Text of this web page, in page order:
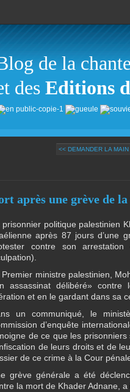
de la
des Editions
<< DEMANDER LA
après une grève de
prisonnier politique palestinien
après 87 jours d’une
contre son
Premier ministre palestinien,
assassinat délibéré»
et en le gardant dans sa
un communiqué, le
d’enquête
de ce que les prisonniers
de leurs droits et de
de ce crime à la Cour
grève générale a été
la mort de Khader Adnane, a